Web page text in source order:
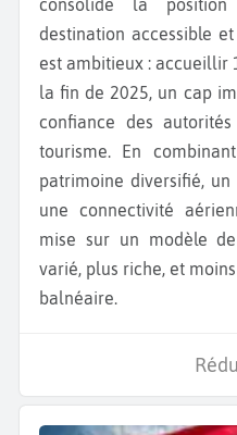
consolide la
destination accessible
est ambitieux : accueillir
la fin de 2025, un cap
confiance des
tourisme. En
patrimoine diversifié,
une connectivité
mise sur un modèle
varié, plus riche, et
balnéaire.